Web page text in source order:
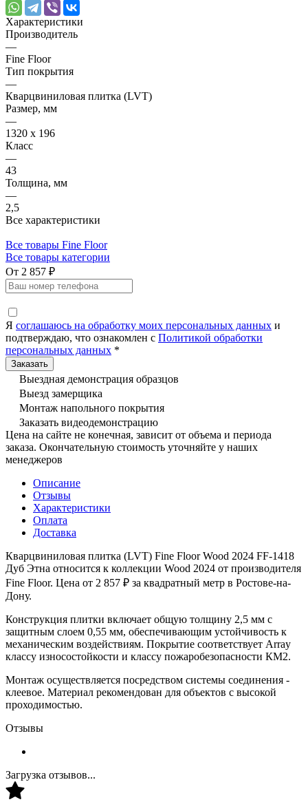
Характеристики
Производитель
—
Fine Floor
Тип покрытия
—
Кварцвиниловая плитка (LVT)
Размер, мм
—
1320 х 196
Класс
—
43
Толщина, мм
—
2,5
Все характеристики
Все товары Fine Floor
Все товары категории
От 2 857 ₽
Я соглашаюсь на обработку моих персональных данных и
подтверждаю, что ознакомлен с Политикой обработки
персональных данных *
Выездная демонстрация образцов
Выезд замерщика
Монтаж напольного покрытия
Заказать видеодемонстрацию
Цена на сайте не конечная, зависит от объема и периода
заказа. Окончательную стоимость уточняйте у наших
менеджеров
Описание
Отзывы
Характеристики
Оплата
Доставка
Кварцвиниловая плитка (LVT) Fine Floor Wood 2024 FF-1418
Дуб Этна относится к коллекции Wood 2024 от производителя
Fine Floor. Цена от 2 857 ₽ за квадратный метр в Ростове-на-
Дону.
Конструкция плитки включает общую толщину 2,5 мм с
защитным слоем 0,55 мм, обеспечивающим устойчивость к
механическим воздействиям. Покрытие соответствует Array
классу износостойкости и классу пожаробезопасности КМ2.
Монтаж осуществляется посредством системы соединения -
клеевое. Материал рекомендован для объектов с высокой
проходимостью.
Отзывы
Загрузка отзывов...